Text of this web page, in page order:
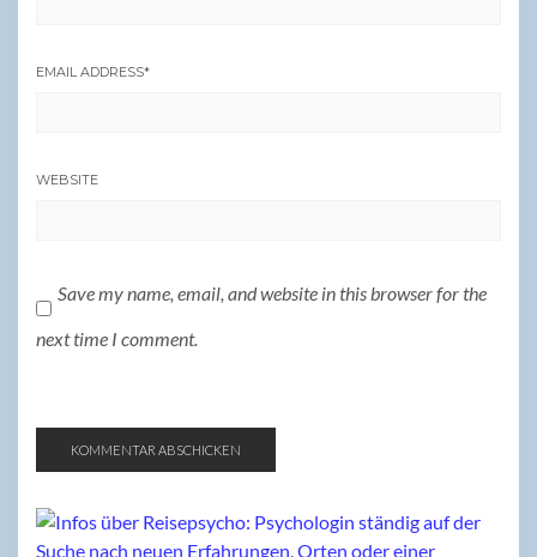
EMAIL ADDRESS*
WEBSITE
Save my name, email, and website in this browser for the
next time I comment.